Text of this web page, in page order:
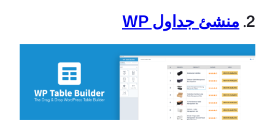
2. منشئ جداول WP